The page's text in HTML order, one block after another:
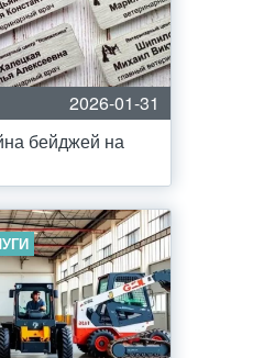
2026-01-31
бейджей на